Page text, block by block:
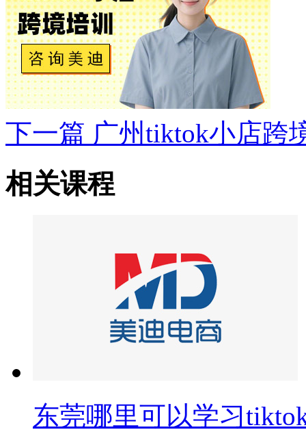
下一篇 广州tiktok小店跨
相关课程
东莞哪里可以学习